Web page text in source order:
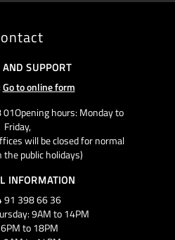
SUPPORT
Go to online form
hours: Monday to
Friday,
will be closed for normal
the public holidays)
INFORMATION
91 398 66 36
9AM to 14PM
to 18PM